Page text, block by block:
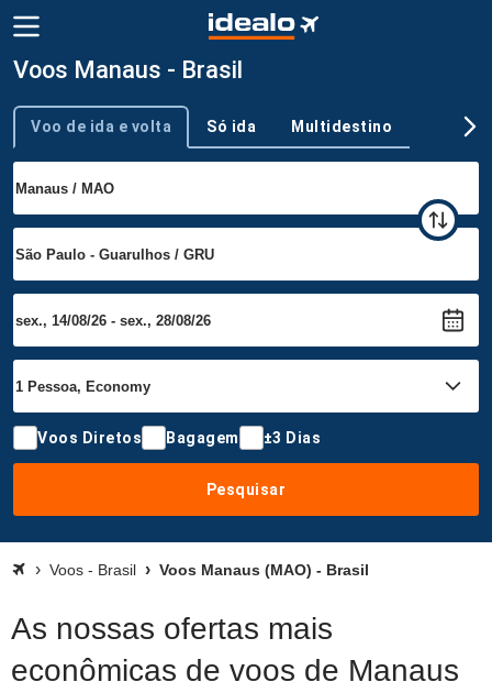
Voos Manaus - Brasil
Tipo de viagem
Voo de ida e volta Só ida Multidestino
Voos Diretos Bagagem ±3 Dias
Pesquisar
Voos - Brasil Voos Manaus (MAO) - Brasil
As nossas ofertas mais
econômicas de voos de Manaus